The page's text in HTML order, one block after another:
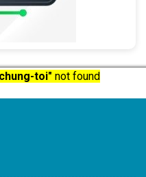
toi" not found